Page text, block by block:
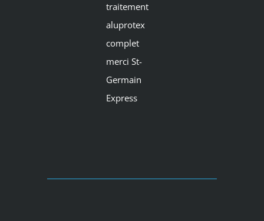
traitement
aluprotex
complet
merci St-
Germain
Express